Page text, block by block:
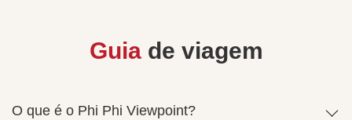
Guiade viagem
O que é o Phi Phi Viewpoint?